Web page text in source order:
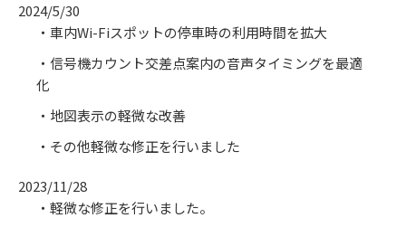
2024/5/30
・車内Wi-Fiスポットの停車時の利用時間を拡大
・信号機カウント交差点案内の音声タイミングを最適
化
・地図表示の軽微な改善
・その他軽微な修正を行いました
2023/11/28
・軽微な修正を行いました。